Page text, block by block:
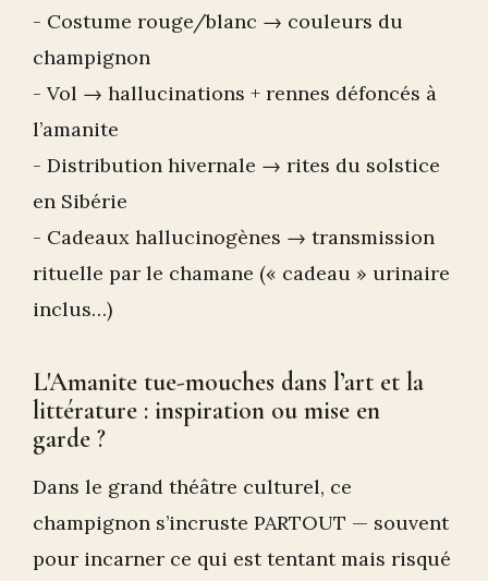
- Costume rouge/blanc → couleurs du
champignon
- Vol → hallucinations + rennes défoncés à
l’amanite
- Distribution hivernale → rites du solstice
en Sibérie
- Cadeaux hallucinogènes → transmission
rituelle par le chamane (« cadeau » urinaire
inclus…)
L'Amanite tue-mouches dans l’art et la
littérature : inspiration ou mise en
garde ?
Dans le grand théâtre culturel, ce
champignon s’incruste PARTOUT — souvent
pour incarner ce qui est tentant mais risqué